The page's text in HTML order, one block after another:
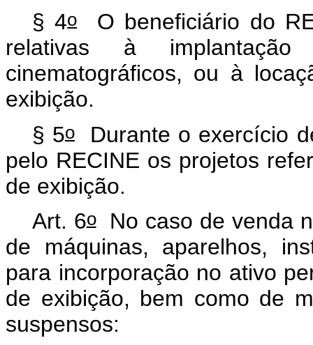
§ 4oO beneficiário do
relativas à
cinematográficos, ou à
exibição.
§ 5oDurante o exercício
pelo RECINE os projetos
de exibição.
Art. 6oNo caso de venda
de máquinas, aparelhos,
para incorporação no ativo
de exibição, bem como de
suspensos: